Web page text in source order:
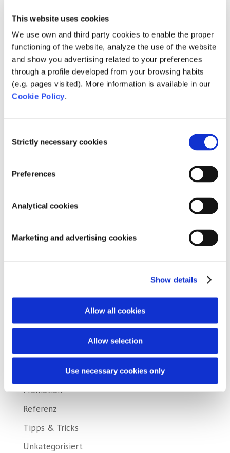
This website uses cookies
We use own and third party cookies to enable the proper
functioning of the website, analyze the use of the website
and show you advertising related to your preferences
through a profile developed from your browsing habits
(e.g. pages visited). More information is available in our
Cookie Policy.
Selection
Strictly necessary cookies
Preferences
Analytical cookies
Marketing and advertising cookies
Show details
Allow all cookies
Allow selection
Use necessary cookies only
Besuchen Sie unseren Stand
Sind Sie neugierig auf die Produkte von
AquaForte? Dann besuchen Sie unseren Stand.
Unsere Mitarbeiter beantworten gerne alle Ihre
Fragen. Möchten Sie mehr über unsere
Teilnahme erfahren? Zögern Sie nicht, uns unter
Neuesten Nachrichten
Auch in diesem Jahr finden Sie uns auf der
Besuchen Sie AquaForte auf der Holland Koi
Messe
Promotion
Referenz
Tipps & Tricks
Unkategorisiert